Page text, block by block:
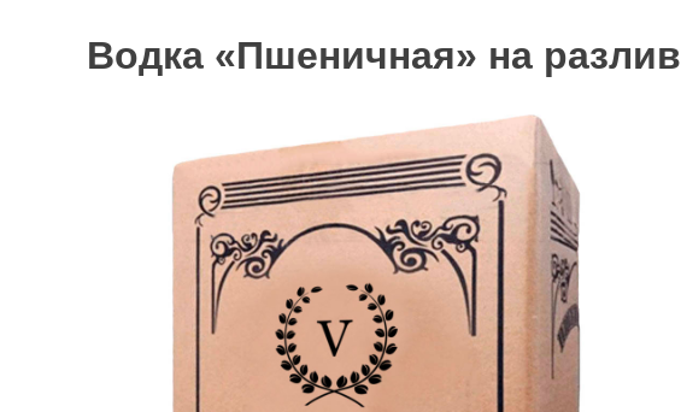
Водка «Пшеничная» на разлив